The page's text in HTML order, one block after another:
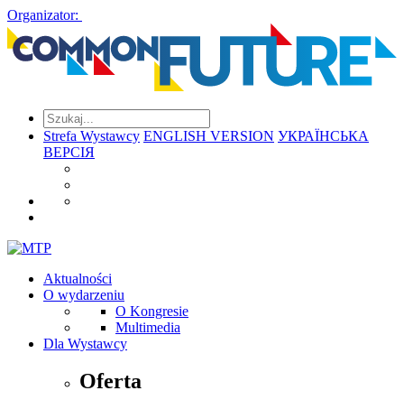
Organizator:
Strefa Wystawcy ENGLISH VERSION УКРАЇНСЬКА
ВЕРСІЯ
Aktualności
O wydarzeniu
O Kongresie
Multimedia
Dla Wystawcy
Oferta